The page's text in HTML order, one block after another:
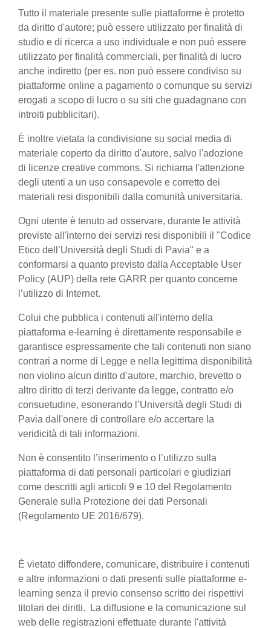
Tutto il materiale presente sulle piattaforme è protetto
da diritto d'autore; può essere utilizzato per finalità di
studio e di ricerca a uso individuale e non può essere
utilizzato per finalità commerciali, per finalità di lucro
anche indiretto (per es. non può essere condiviso su
piattaforme online a pagamento o comunque su servizi
erogati a scopo di lucro o su siti che guadagnano con
introiti pubblicitari).
È inoltre vietata la condivisione su social media di
materiale coperto da diritto d'autore, salvo l'adozione
di licenze creative commons. Si richiama l'attenzione
degli utenti a un uso consapevole e corretto dei
materiali resi disponibili dalla comunità universitaria.
Ogni utente è tenuto ad osservare, durante le attività
previste all'interno dei servizi resi disponibili il "Codice
Etico dell’Università degli Studi di Pavia" e a
conformarsi a quanto previsto dalla Acceptable User
Policy (AUP) della rete GARR per quanto concerne
l’utilizzo di Internet.
Colui che pubblica i contenuti all'interno della
piattaforma e-learning è direttamente responsabile e
garantisce espressamente che tali contenuti non siano
contrari a norme di Legge e nella legittima disponibilità
non violino alcun diritto d’autore, marchio, brevetto o
altro diritto di terzi derivante da legge, contratto e/o
consuetudine, esonerando l’Università degli Studi di
Pavia dall'onere di controllare e/o accertare la
veridicità di tali informazioni.
Non è consentito l’inserimento o l’utilizzo sulla
piattaforma di dati personali particolari e giudiziari
come descritti agli articoli 9 e 10 del Regolamento
Generale sulla Protezione dei dati Personali
(Regolamento UE 2016/679).
È vietato diffondere, comunicare, distribuire i contenuti
e altre informazioni o dati presenti sulle piattaforme e-
learning senza il previo consenso scritto dei rispettivi
titolari dei diritti. La diffusione e la comunicazione sul
web delle registrazioni effettuate durante l'attività